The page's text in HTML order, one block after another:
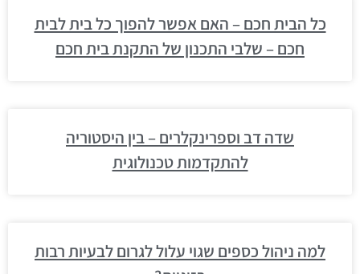
כל הבית חכם – האם אפשר להפוך כל בית לבית
חכם – שלבי התכנון של התקנת בית חכם
שדה דב וספרינקלרים – בין היסטוריה
להתקדמות טכנולוגית
למה ניהול כספים שגוי עלול לגרום לבעיות רבות